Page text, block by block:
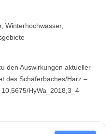
Winterhochwasser,
den Auswirkungen aktueller
des Schäferbaches/Harz –
HyWa_2018,3_4